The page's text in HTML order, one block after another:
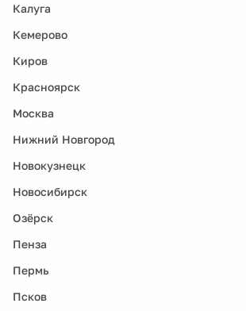
Калуга
Кемерово
Киров
Красноярск
Москва
Нижний Новгород
Новокузнецк
Новосибирск
Озёрск
Пенза
Пермь
Псков